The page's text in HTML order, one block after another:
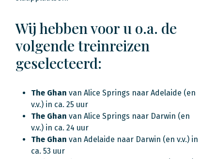
Wij hebben voor u o.a. de
volgende treinreizen
geselecteerd:
The Ghan van Alice Springs naar Adelaide (en
v.v.) in ca. 25 uur
The Ghan van Alice Springs naar Darwin (en
v.v.) in ca. 24 uur
The Ghan van Adelaide naar Darwin (en v.v.) in
ca. 53 uur